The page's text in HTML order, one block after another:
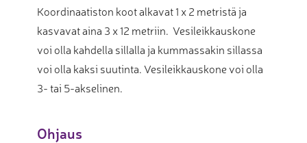
Koordinaatiston koot alkavat 1 x 2 metristä ja
kasvavat aina 3 x 12 metriin. Vesileikkauskone
voi olla kahdella sillalla ja kummassakin sillassa
voi olla kaksi suutinta. Vesileikkauskone voi olla
3- tai 5-akselinen.
Ohjaus